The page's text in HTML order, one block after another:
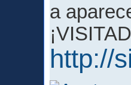
a
http://